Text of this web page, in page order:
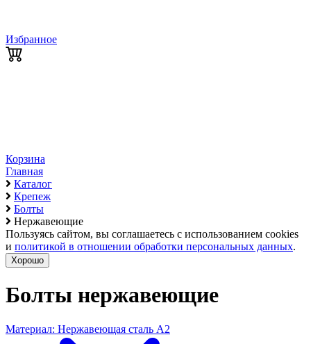
Избранное
Корзина
Главная
Каталог
Крепеж
Болты
Нержавеющие
Пользуясь сайтом, вы соглашаетесь с использованием cookies
и политикой в отношении обработки персональных данных.
Хорошо
Болты нержавеющие
Материал: Нержавеющая сталь А2